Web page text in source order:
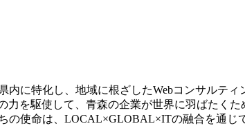
に特化し、地域に根ざしたWebコンサルテ
を駆使して、青森の企業が世界に羽ばたく
使命は、LOCAL×GLOBAL×ITの融合を通じ